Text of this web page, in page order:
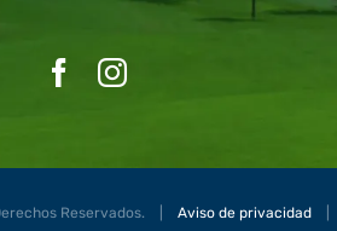
Reservados. | Aviso de privacidad|